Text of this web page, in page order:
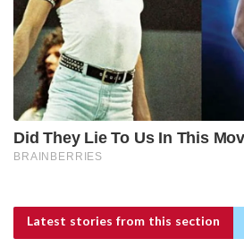
Latest stories from this section